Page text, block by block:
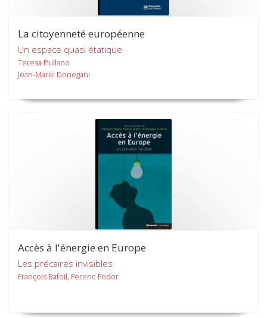
La citoyenneté européenne
Un espace quasi étatique
Teresa Pullano
Jean-Marie Donegani
Accès à l'énergie en Europe
Les précaires invisibles
François Bafoil, Ferenc Fodor